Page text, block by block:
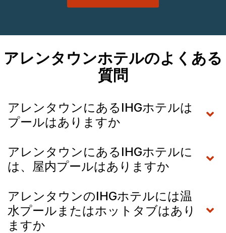
アレンタウンホテルのよくある
質問
アレンタウンにあるIHGホテルは
プールはありますか
アレンタウンにあるIHGホテルに
は、屋内プールはありますか
アレンタウンのIHGホテルには温
水プールまたはホットタブはあり
ますか